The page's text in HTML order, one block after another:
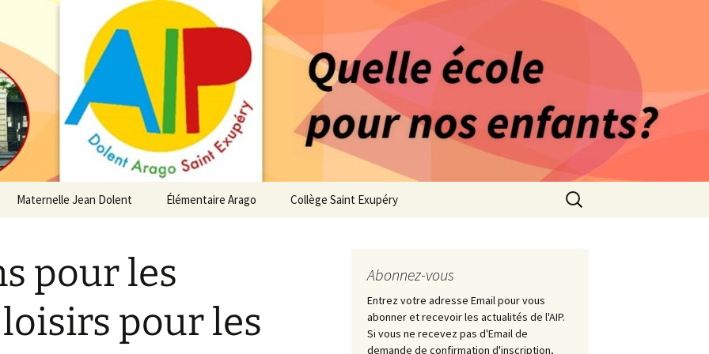
– Association Indépendante
d'élèves depuis 1981
des enfants du secteur scolaire Dolent-Arago-Saint Exupéry
l’AIP
Le Bureau
Maternelle Jean Dolent
Infos pratiques
Maternelle
Élémentaire Arago
Infos pratiques
Élémentaire
Collège Saint Exupéry
Infos pratiques Collège
Rechercher :
pour les
pour les
Abonnez-vous
Entrez votre adresse Email pour vous
abonner et recevoir les actualités de l'AIP.
Si vous ne recevez pas d'Email de
demande de confirmation d'inscription,